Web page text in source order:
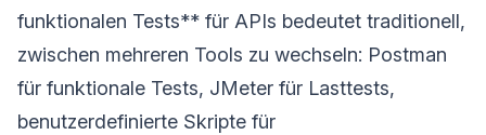
funktionalen Tests** für APIs bedeutet traditionell,
zwischen mehreren Tools zu wechseln: Postman
für funktionale Tests, JMeter für Lasttests,
benutzerdefinierte Skripte für